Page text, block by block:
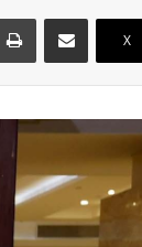
X
مشاركة عبر البريد